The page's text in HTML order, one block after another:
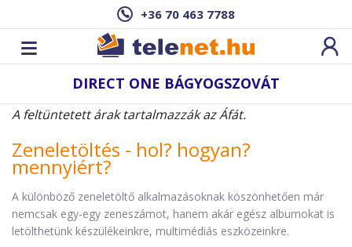
+36 70 463 7788
DIRECT ONE BÁGYOGSZOVÁT
A feltüntetett árak tartalmazzák az Áfát.
Zeneletöltés - hol? hogyan?
mennyiért?
A különböző zeneletöltő alkalmazásoknak köszönhetően már
nemcsak egy-egy zeneszámot, hanem akár egész albumokat is
letölthetünk készülékeinkre, multimédiás eszközeinkre.